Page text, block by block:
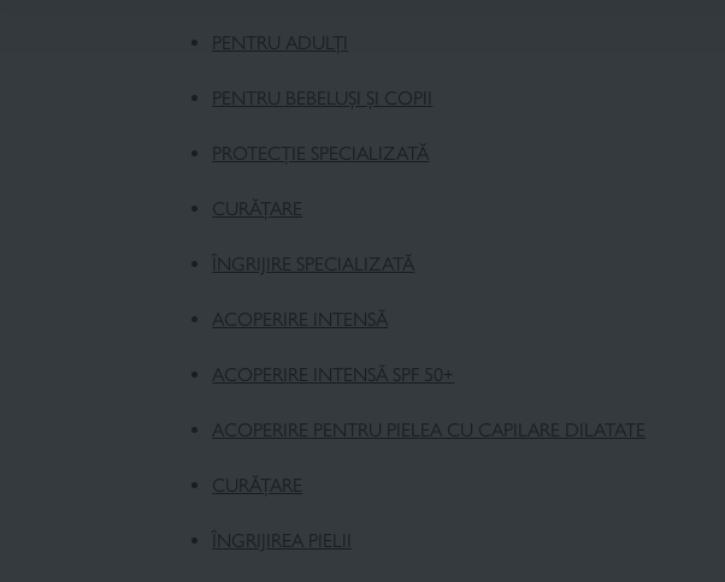
PENTRU ADULȚI
PENTRU BEBELUȘI ȘI COPII
PROTECȚIE SPECIALIZATĂ
CURĂȚARE
ÎNGRIJIRE SPECIALIZATĂ
ACOPERIRE INTENSĂ
ACOPERIRE INTENSĂ SPF 50+
ACOPERIRE PENTRU PIELEA CU CAPILARE DILATATE
CURĂȚARE
ÎNGRIJIREA PIELII